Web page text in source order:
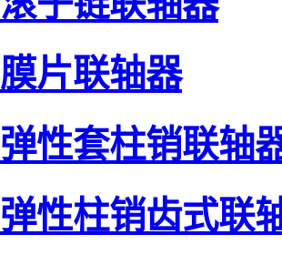
膜片联轴器
弹性套柱销联轴
弹性柱销齿式联